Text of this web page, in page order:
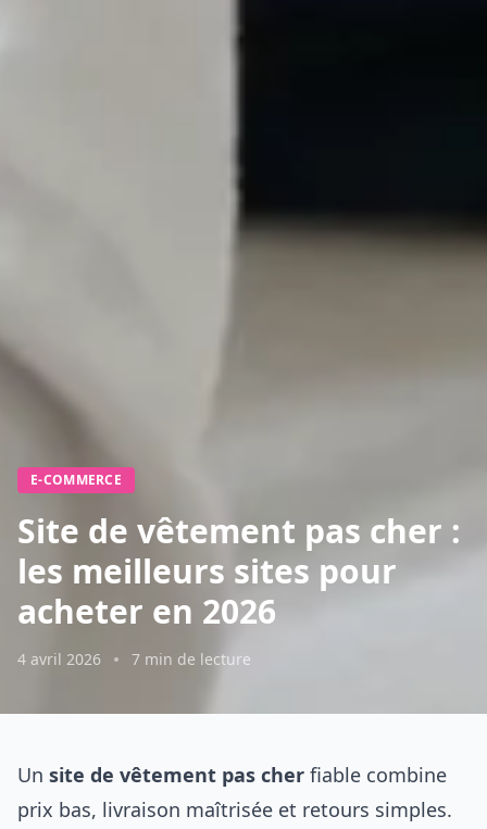
E-COMMERCE
Site de vêtement pas cher :
les meilleurs sites pour
acheter en 2026
4 avril 2026 7 min de lecture
Un site de vêtement pas cher fiable combine
prix bas, livraison maîtrisée et retours simples.